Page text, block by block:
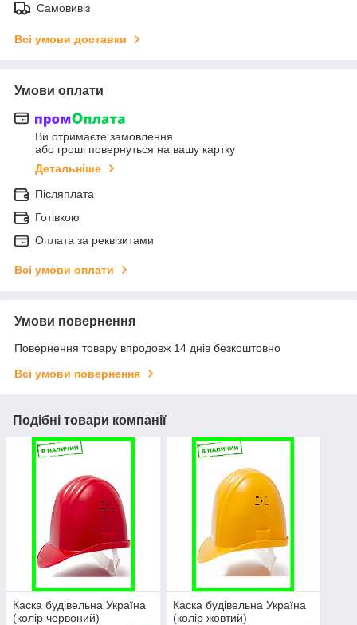
Самовивіз
Всі умови доставки
Умови оплати
Ви отримаєте замовлення
або гроші повернуться на вашу картку
Детальніше
Післяплата
Готівкою
Оплата за реквізитами
Всі умови оплати
Умови повернення
Повернення товару впродовж 14 днів безкоштовно
Всі умови повернення
Подібні товари компанії
Каска будівельна Україна
(колір червоний)
Каска будівельна Україна
(колір жовтий)